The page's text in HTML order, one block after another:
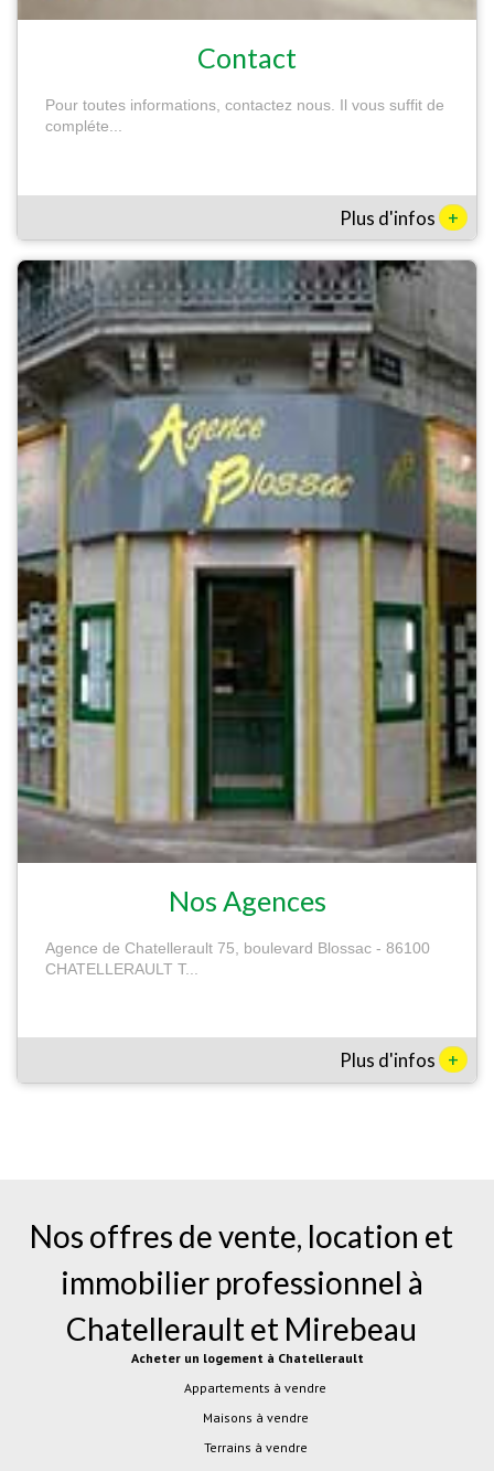
Contact
Pour toutes informations, contactez nous. Il vous suffit de
compléte...
Plus d'infos +
Nos Agences
Agence de Chatellerault 75, boulevard Blossac - 86100
CHATELLERAULT T...
Plus d'infos +
Nos offres de vente, location et
immobilier professionnel à
Chatellerault et Mirebeau
Acheter un logement à Chatellerault
Appartements à vendre
Maisons à vendre
Terrains à vendre